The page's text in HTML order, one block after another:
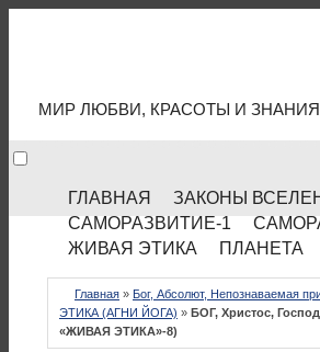
МИР ЛЮБВИ, КРАСОТЫ И ЗНАНИЯ
ГЛАВНАЯ ЗАКОНЫ
САМОРАЗВИТИЕ-1
ЖИВАЯ ЭТИКА
ПЛАНЕТА
Главная » Бог, Абсолют, Непознаваемая
ЭТИКА (АГНИ ЙОГА) » БОГ, Христос,
«ЖИВАЯ ЭТИКА»-8)